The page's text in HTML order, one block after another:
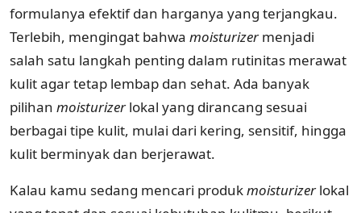
formulanya efektif dan harganya yang terjangkau.
Terlebih, mengingat bahwa moisturizermenjadi
salah satu langkah penting dalam rutinitas merawat
kulit agar tetap lembap dan sehat. Ada banyak
pilihan moisturizerlokal yang dirancang sesuai
berbagai tipe kulit, mulai dari kering, sensitif, hingga
kulit berminyak dan berjerawat.
Kalau kamu sedang mencari produkmoisturizerlokal